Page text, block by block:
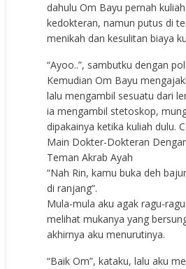
dahulu Om Bayu pernah
kedokteran, namun putus di
menikah dan kesulitan biaya
“Ayoo..”, sambutku dengan
Kemudian Om Bayu
lalu mengambil sesuatu dari
ia mengambil stetoskop,
dipakainya ketika kuliah dulu.
Main Dokter-Dokteran
Teman Akrab Ayah
“Nah Rin, kamu buka deh
di ranjang”.
Mula-mula aku agak ragu-
melihat mukanya yang
akhirnya aku menurutinya.
“Baik Om”, kataku, lalu aku